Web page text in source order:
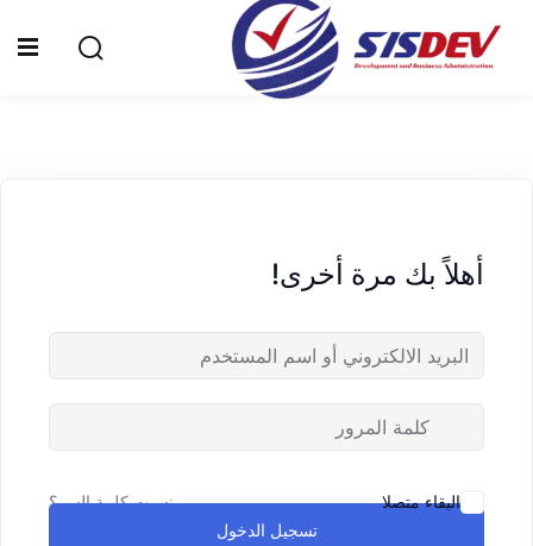
الشهادات
المدونة
تواصل معنا
أهلاً بك مرة أخرى!
البقاء متصلا نسيت كلمة السر؟
تسجيل الدخول
Sign in
Remember me
Lost your password?